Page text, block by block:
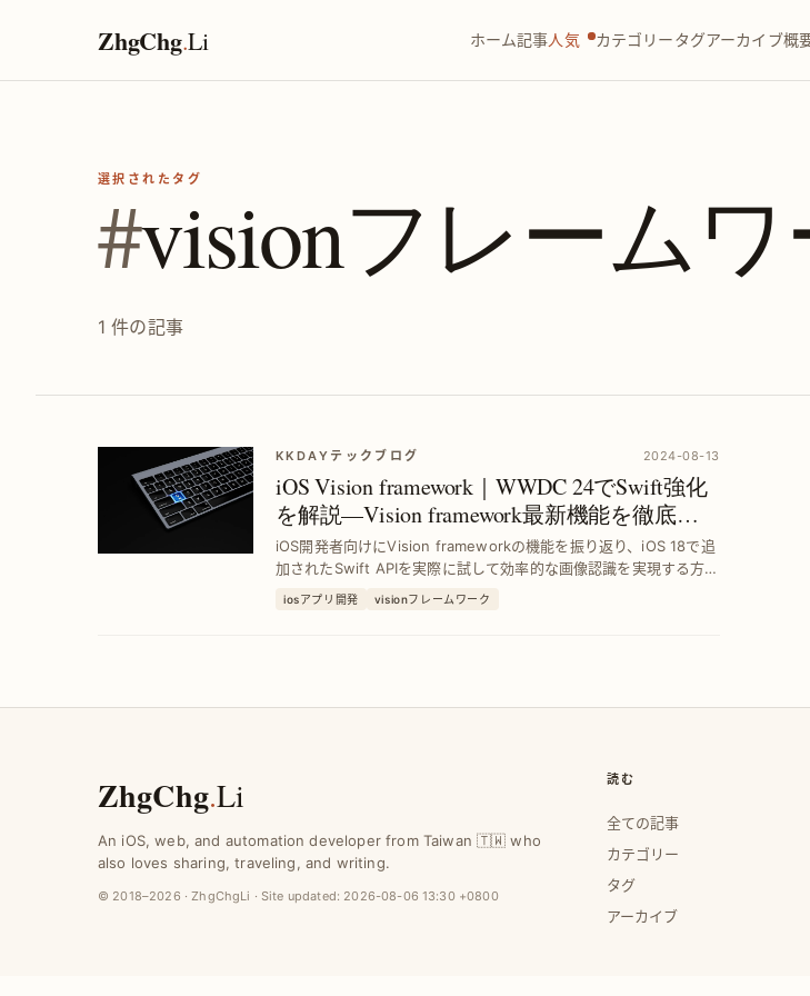
ZhgChg.Li ホーム記事人気 カテゴリータグアーカイブ概
選択されたタグ
#visionフレームワ
1 件の記事
KKDAYテックブログ 2024-08-13
iOS Vision framework｜WWDC 24でSwift強化
を解説—Vision framework最新機能を徹底レ
ビュー
iOS開発者向けにVision frameworkの機能を振り返り、iOS 18で追
加されたSwift APIを実際に試して効率的な画像認識を実現する方法
を紹介します。
iosアプリ開発 visionフレームワーク
ZhgChg.Li
An iOS, web, and automation developer from Taiwan 🇹🇼 who
also loves sharing, traveling, and writing.
© 2018–2026 · ZhgChgLi · Site updated: 2026-08-06 13:30 +0800
読む
全ての記事
カテゴリー
タグ
アーカイブ